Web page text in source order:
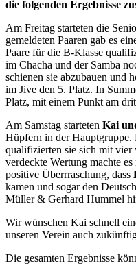
die folgenden Ergebnisse
Am Freitag starteten die
gemeldeten Paaren gab es
Paare für die B-Klasse
im Chacha und der Samba
schienen sie abzubauen und
im Jive den 5. Platz. In
Platz, mit einem Punkt am
Am Samstag starteten Kai
Hüpfern in der Hauptgruppe.
qualifizierten sie sich mit
verdeckte Wertung machte
positive Überrraschung, dass
kamen und sogar den
Müller & Gerhard Hummel
Wir wünschen Kai schnell
unseren Verein auch
Die gesamten Ergebnisse